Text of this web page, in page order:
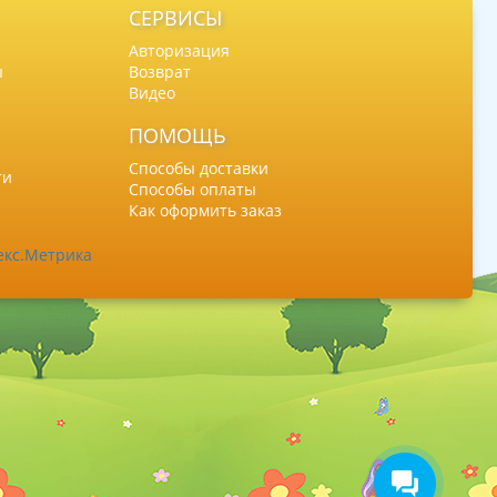
СЕРВИСЫ
Авторизация
Возврат
Видео
ПОМОЩЬ
Способы доставки
Способы оплаты
Как оформить заказ